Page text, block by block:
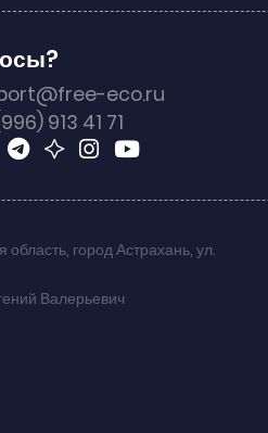
eco.ru
913 41 71
область, город Астрахань, ул.
Валерьевич